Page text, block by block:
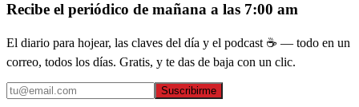
Recibe el periódico de mañana a las 7:00 am
El diario para hojear, las claves del día y el podcast ☕ — todo en un
correo, todos los días. Gratis, y te das de baja con un clic.
Suscribirme